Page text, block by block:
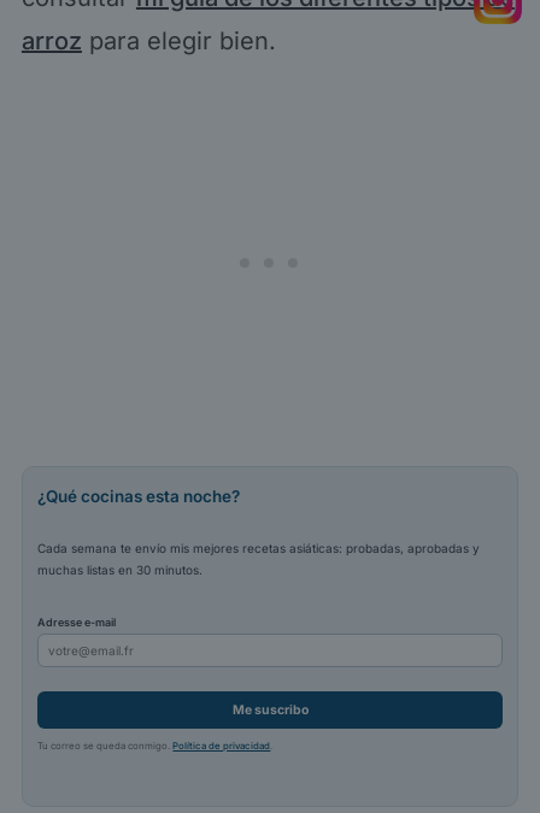
arroz para elegir bien.
¿Qué cocinas esta noche?
Cada semana te envío mis mejores recetas asiáticas: probadas, aprobadas y
muchas listas en 30 minutos.
Adresse e-mail
Me suscribo
Tu correo se queda conmigo.Política de privacidad.